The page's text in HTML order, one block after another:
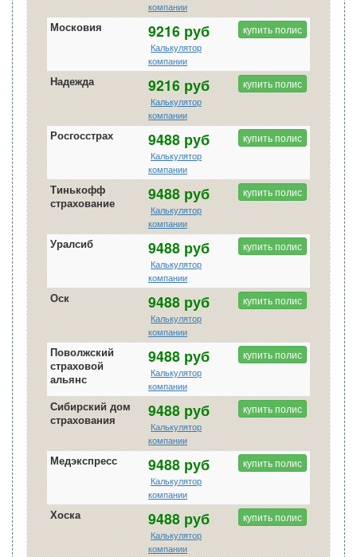
компании
Московия 9216 руб
Калькулятор
компании
купить полис
Надежда 9216 руб
Калькулятор
компании
купить полис
Росгосстрах 9488 руб
Калькулятор
компании
купить полис
Тинькофф
страхование
9488 руб
Калькулятор
компании
купить полис
Уралсиб 9488 руб
Калькулятор
компании
купить полис
Оск 9488 руб
Калькулятор
компании
купить полис
Поволжский
страховой
альянс
9488 руб
Калькулятор
компании
купить полис
Сибирский дом
страхования
9488 руб
Калькулятор
компании
купить полис
Медэкспресс 9488 руб
Калькулятор
компании
купить полис
Хоска 9488 руб
Калькулятор
компании
купить полис